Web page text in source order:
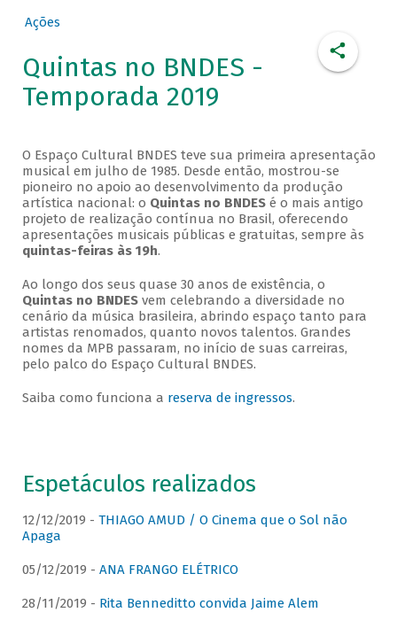
Ações
Quintas no BNDES -
Temporada 2019
O Espaço Cultural BNDES teve sua primeira apresentação
musical em julho de 1985. Desde então, mostrou-se
pioneiro no apoio ao desenvolvimento da produção
artística nacional: o Quintas no BNDESé o mais antigo
projeto de realização contínua no Brasil, oferecendo
apresentações musicais públicas e gratuitas, sempre às
quintas-feiras às 19h.
Ao longo dos seus quase 30 anos de existência, o
Quintas no BNDESvem celebrando a diversidade no
cenário da música brasileira, abrindo espaço tanto para
artistas renomados, quanto novos talentos. Grandes
nomes da MPB passaram, no início de suas carreiras,
pelo palco do Espaço Cultural BNDES.
Saiba como funciona a reserva de ingressos.
Espetáculos realizados
12/12/2019 - THIAGO AMUD / O Cinema que o Sol não
Apaga
05/12/2019 - ANA FRANGO ELÉTRICO
28/11/2019 - Rita Benneditto convida Jaime Alem